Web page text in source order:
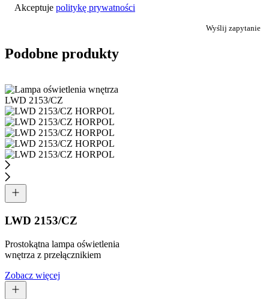
Akceptuje politykę prywatności
Wyślij zapytanie
Podobne produkty
LWD 2153/CZ
Prostokątna lampa oświetlenia
wnętrza z przełącznikiem
Zobacz więcej